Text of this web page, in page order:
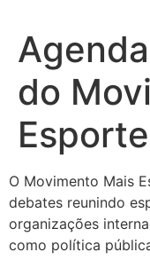
do
Esporte
O Movimento Mais
debates reunindo
organizações
como política